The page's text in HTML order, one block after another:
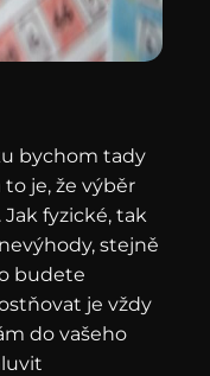
bychom tady
je, že výběr
Jak fyzické, tak
stejně
budete
je vždy
do vašeho